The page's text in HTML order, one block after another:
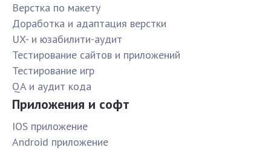
Верстка по макету
Доработка и адаптация верстки
UX- и юзабилити-аудит
Тестирование сайтов и приложений
Тестирование игр
QA и аудит кода
Приложения и софт
IOS приложение
Android приложение